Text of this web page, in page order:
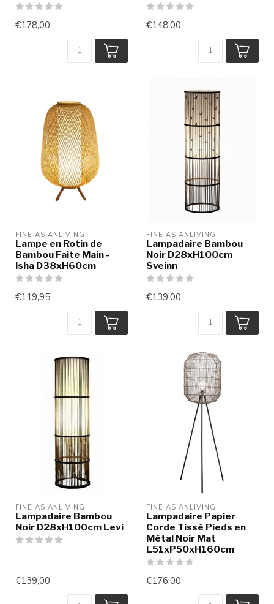
€178,00 €148,00
FINE ASIANLIVING
Lampe en Rotin de
Bambou Faite Main -
Isha D38xH60cm
€119,95
FINE ASIANLIVING
Lampadaire Bambou
Noir D28xH100cm
Sveinn
€139,00
FINE ASIANLIVING
Lampadaire Bambou
Noir D28xH100cm Levi
€139,00
FINE ASIANLIVING
Lampadaire Papier
Corde Tissé Pieds en
Métal Noir Mat
L51xP50xH160cm
€176,00